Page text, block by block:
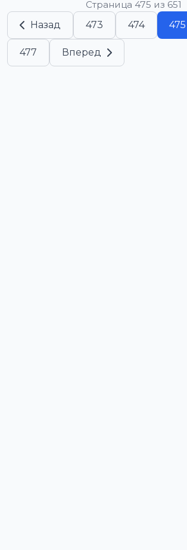
Страница 475 из 651
Назад
473 474 475
477 Вперед